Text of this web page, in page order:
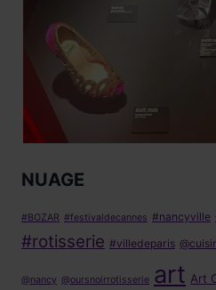
NUAGE
#BOZAR #festivaldecannes #nancyville
#rotisserie #villedeparis
@nancy @oursnoirrotisserie art Art